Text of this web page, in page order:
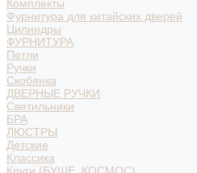
Комплекты
Фурнитура для китайских дверей
Цилиндры
ФУРНИТУРА
Петли
Ручки
Скобянка
ДВЕРНЫЕ РУЧКИ
Светильники
БРА
ЛЮСТРЫ
Детские
Классика